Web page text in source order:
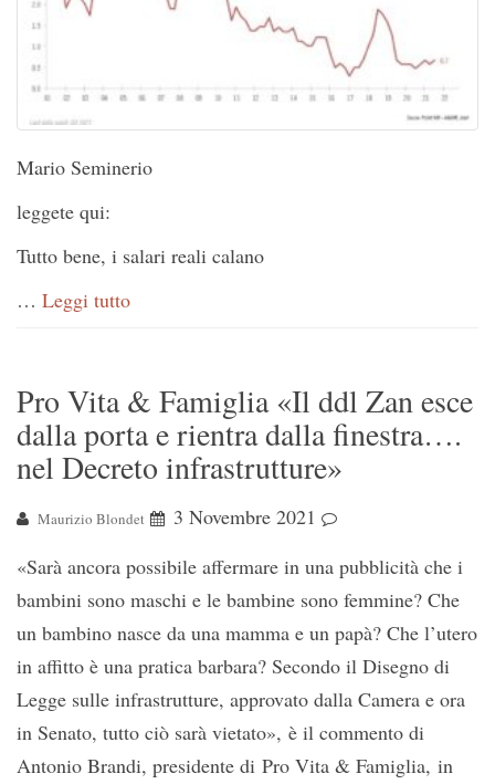
Mario Seminerio
leggete qui:
Tutto bene, i salari reali calano
… Leggi tutto
Pro Vita & Famiglia «Il ddl Zan esce
dalla porta e rientra dalla finestra….
nel Decreto infrastrutture»
Maurizio Blondet
3 Novembre 2021
«Sarà ancora possibile affermare in una pubblicità che i
bambini sono maschi e le bambine sono femmine? Che
un bambino nasce da una mamma e un papà? Che l’utero
in affitto è una pratica barbara? Secondo il Disegno di
Legge sulle infrastrutture, approvato dalla Camera e ora
in Senato, tutto ciò sarà vietato», è il commento di
Antonio Brandi, presidente di Pro Vita & Famiglia, in